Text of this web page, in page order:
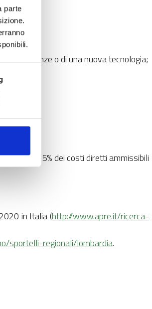
parte
conoscenze o di una nuova tecnologia;
del 25% dei costi diretti ammissibili
in Italia (http://www.apre.it/ricerca-
sportelli-regionali/lombardia.